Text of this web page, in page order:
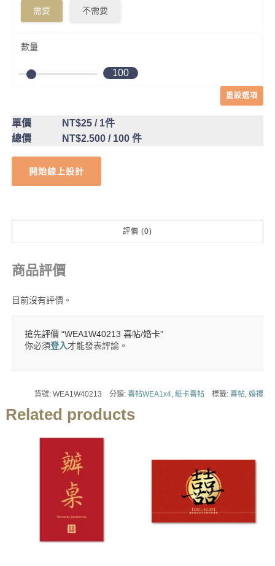
需要 不需要
數量
100
重設選項
單價 NT$25/ 1件
總價
NT$2.500/ 100 件
開始線上設計
評價 (0)
商品評價
目前沒有評價。
搶先評價 “WEA1W40213 喜帖/婚卡”
你必須登入才能發表評論。
貨號:WEA1W40213 分類:喜帖WEA1x4 ,紙卡喜帖 標籤:喜帖 ,婚禮
Related products